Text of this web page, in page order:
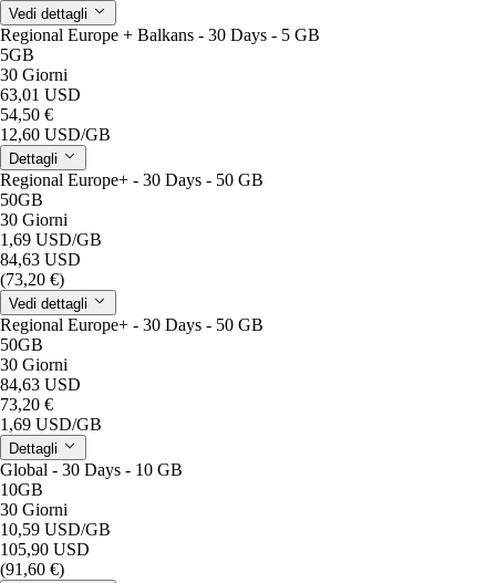
Vedi dettagli
Regional Europe + Balkans - 30 Days - 5 GB
5GB
30 Giorni
63,01 USD
54,50 €
12,60 USD/GB
Dettagli
Regional Europe+ - 30 Days - 50 GB
50GB
30 Giorni
1,69 USD/GB
84,63 USD
(73,20 €)
Vedi dettagli
Regional Europe+ - 30 Days - 50 GB
50GB
30 Giorni
84,63 USD
73,20 €
1,69 USD/GB
Dettagli
Global - 30 Days - 10 GB
10GB
30 Giorni
10,59 USD/GB
105,90 USD
(91,60 €)